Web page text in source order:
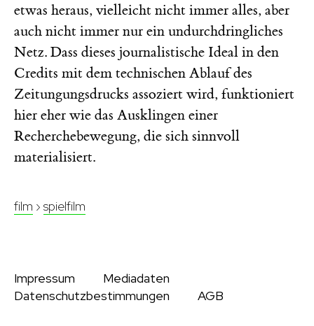
etwas heraus, vielleicht nicht immer alles, aber
auch nicht immer nur ein undurchdringliches
Netz. Dass dieses journalistische Ideal in den
Credits mit dem technischen Ablauf des
Zeitungungsdrucks assoziert wird, funktioniert
hier eher wie das Ausklingen einer
Recherchebewegung, die sich sinnvoll
materialisiert.
film › spielfilm
Impressum
Mediadaten
Datenschutzbestimmungen
AGB